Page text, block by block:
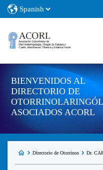
BIENVENIDOS AL
DIRECTORIO DE
ASOCIADOS ACORL
Directorio de Otorrinos Dr.